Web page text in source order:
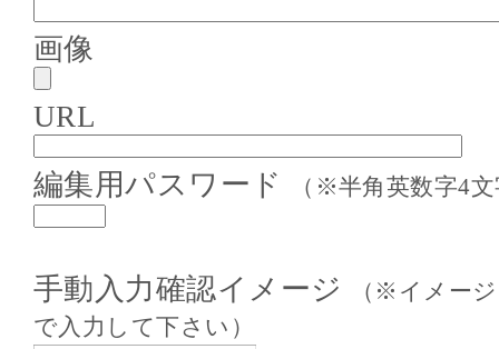
画像
URL
編集用パスワード （※半角英数字4
手動入力確認イメージ
（※イメー
で入力して下さい）